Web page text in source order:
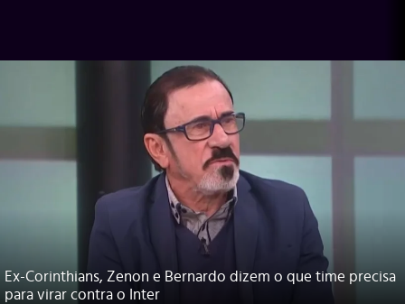
Ex-Corinthians, Zenon e Bernardo dizem o que time precisa
para virar contra o Inter